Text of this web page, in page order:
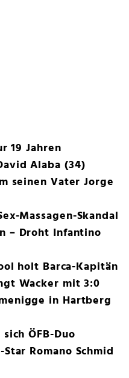
19 Jahren
Alaba (34)
seinen Vater Jorge
Massagen-Skandal
– Droht Infantino
holt Barca-Kapitän
Wacker mit 3:0
in Hartberg
ÖFB-Duo
Romano Schmid